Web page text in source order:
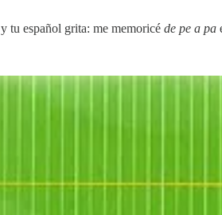
tu español grita: me memoricé de pe a pa